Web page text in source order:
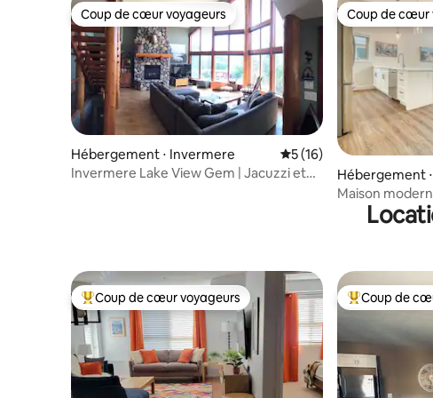
Coup de cœur voyageurs
Coup de cœur voyageurs
Hébergement ⋅ Invermere Évaluation moyenne sur
5 (16)
Invermere Lake View Gem | Jacuzzi et
Coup de cœur
Coup de cœur
Hébergement
Maison
size, près de la
Coups de cœur voyageurs les plus appréciés
Coup de cœur voyageurs Coups de
Coup de